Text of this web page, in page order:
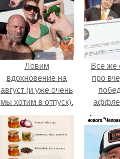
Ловим
вдохновение на
август (и уже очень
мы хотим в отпуск).
Все же
про